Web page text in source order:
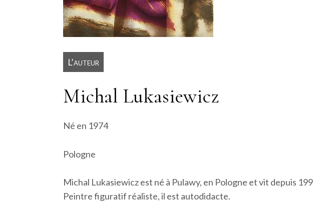
L’auteur
Michal Lukasiewicz
Né en 1974
Pologne
Michal Lukasiewicz est né à Pulawy, en Pologne et vit depuis
Peintre figuratif réaliste, il est autodidacte.